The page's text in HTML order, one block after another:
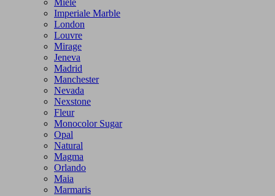
Imperiale Marble
London
Louvre
Mirage
Jeneva
Madrid
Manchester
Nevada
Nexstone
Fleur
Monocolor Sugar
Opal
Natural
Magma
Orlando
Maia
Marmaris